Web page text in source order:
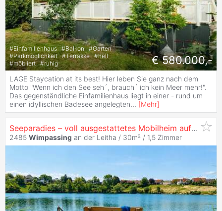
#Einfamilienhaus #Balkon #Garten
#Parkmöglichkeit #Terrasse #hell
#möbliert #ruhig € 580.000,-
LAGE Staycation at its best! Hier leben Sie ganz nach dem
Motto "Wenn ich den See seh´, brauch´ ich kein Meer mehr!".
Das gegenständliche Einfamilienhaus liegt in einer - rund um
einen idyllischen Badesee angelegten... [Mehr]
Seeparadies – voll ausgestattetes Mobilheim auf ca. 120 m² Pachtgrund, Garten, Terrasse
2485 Wimpassing an der Leitha / 30m² / 1,5 Zimmer